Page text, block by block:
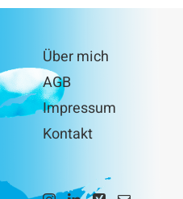
Über mich
AGB
Impressum
Kontakt